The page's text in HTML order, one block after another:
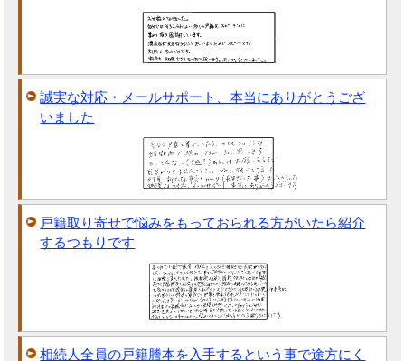
誠実な対応・メールサポート、本当にありがとうござ
いました
戸籍取り寄せで悩みをもっておられる方がいたら紹介
するつもりです
相続人全員の戸籍謄本を入手するという事で途方にく